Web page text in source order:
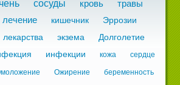
сосуды кровь
травы
лечение кишечник
Эррозии
лекарства экзема
Долголетие
инфекции кожа сердце
Ожирение беременность